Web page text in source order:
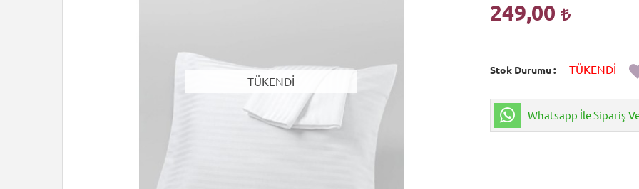
TÜKENDİ
249,00
Stok Durumu TÜKENDİ
Whatsapp İle Sipariş